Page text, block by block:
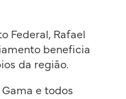
Federal, Rafael
beneficia
da região.
Gama e todos